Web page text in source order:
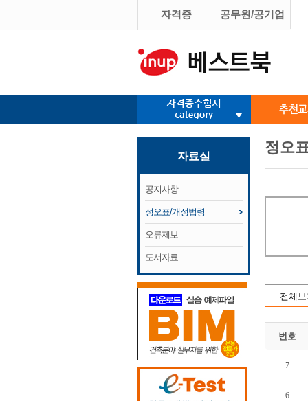
자격증 공무원/공기업
자료실
공지사항
정오표/개정법령
오류제보
도서자료
정오
전체
번호
7
6